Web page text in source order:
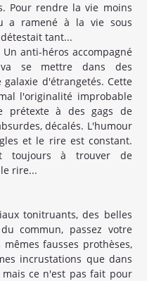
Pour rendre la vie moins
a ramené à la vie sous
tant...
anti-héros accompagné
va se mettre dans des
d'étrangetés. Cette
l'originalité improbable
prétexte à des gags de
décalés. L'humour
et le rire est constant.
toujours à trouver de
rire...
tonitruants, des belles
commun, passez votre
fausses prothèses,
incrustations que dans
ce n'est pas fait pour